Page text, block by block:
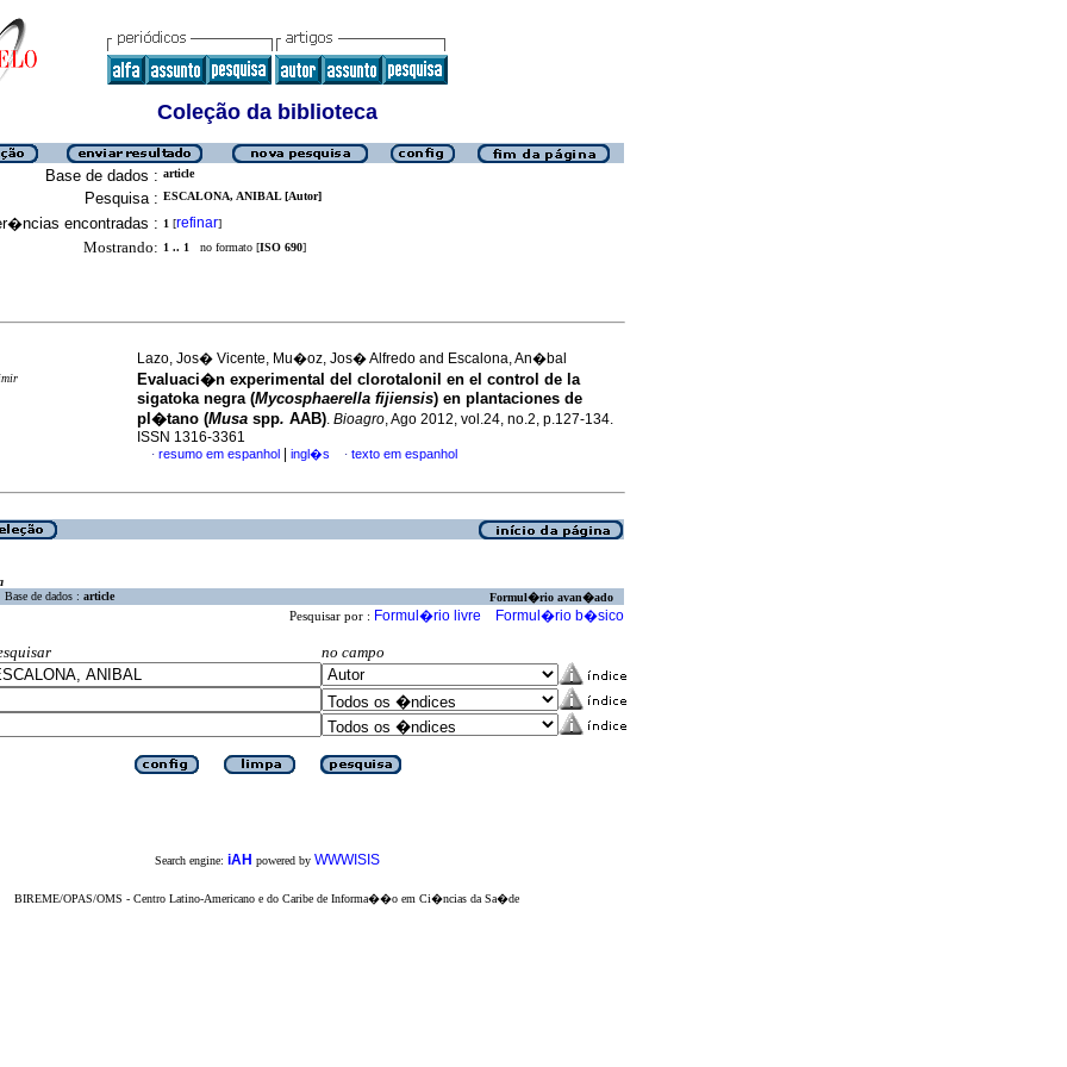
Coleção da biblioteca
Base de dados : article
Pesquisa : ESCALONA, ANIBAL [Autor]
encontradas : 1 [refinar]
Mostrando: 1 .. 1 no formato [ISO 690]
Lazo, Jos� Vicente, Mu�oz, Jos� Alfredo and Escalona, An�bal
Evaluaci�n experimental del clorotalonil en el control de la
sigatoka negra (Mycosphaerella fijiensis) en plantaciones de
pl�tano (Musa spp. AAB). Bioagro, Ago 2012, vol.24, no.2, p.127-134.
ISSN 1316-3361
· resumo em espanhol ingl�s · texto em espanhol
Base de dados : article Formul�rio avan�ado
Pesquisar por : Formul�rio livre Formul�rio b�sico
no campo
Search engine: iAH powered by WWWISIS
BIREME/OPAS/OMS - Centro Latino-Americano e do Caribe de Informa��o em Ci�ncias da Sa�de